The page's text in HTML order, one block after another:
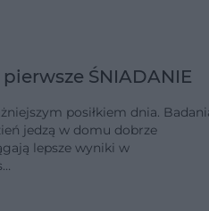
ŚNIADANIE
posiłkiem dnia.
jedzą w domu dobrze
lepsze wyniki w